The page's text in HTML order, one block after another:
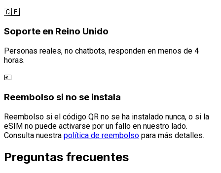
🇬🇧
Soporte en Reino Unido
Personas reales, no chatbots, responden en menos de 4
horas.
💷
Reembolso si no se instala
Reembolso si el código QR no se ha instalado nunca, o si la
eSIM no puede activarse por un fallo en nuestro lado.
Consulta nuestra política de reembolso para más detalles.
Preguntas frecuentes